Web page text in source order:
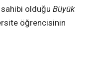
sahibi olduğuBüyük
öğrencisinin